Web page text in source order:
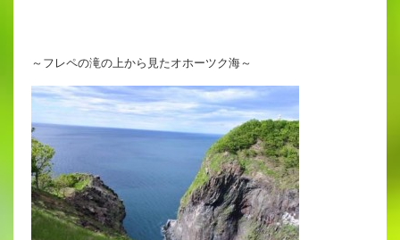
～フレペの滝の上から見たオホーツク海～